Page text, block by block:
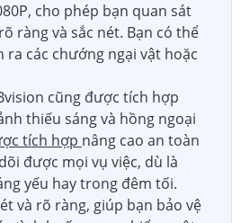
cho phép bạn quan sát
ràng và sắc nét. Bạn có thể
các chướng ngại vật hoặc
cũng được tích hợp
thiếu sáng và hồng ngoại
tích hợp nâng cao an toàn
được mọi vụ việc, dù là
yếu hay trong đêm tối.
và rõ ràng, giúp bạn bảo vệ